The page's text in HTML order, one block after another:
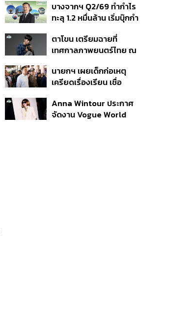
เนื่อง ประเมินปล่อยตัว
บางจากฯ Q2/69 ทำกำไร
ทะลุ 1.2 หมื่นล้าน เริ่มบุ๊กกำ
แรก หนุนรายได้ครึ่งปีทะลุ
3.2 แสนล้าน
ตาโขน เตรียมฉายที่
เทศกาลภาพยนตร์ไทย ณ
นายกฯ เผยเด็กก่อเหตุ
เครียดเรื่องเรียน เชื่อ
กระสุนอีกกว่า 30 นัด หาก
ไม่จบชีวิตตัวเองอาจสูญ
Anna Wintour ประกาศ
จัดงาน Vogue World